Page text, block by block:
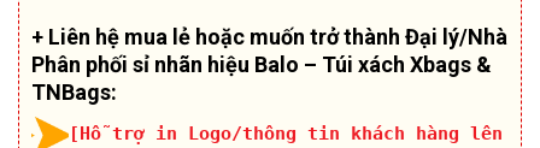
+ Liên hệ mua lẻ hoặc muốn trở thành Đại lý/Nhà
Phân phối sỉ nhãn hiệu Balo – Túi xách Xbags &
TNBags:
[Hỗ trợ in Logo/thông tin khách hàng lên